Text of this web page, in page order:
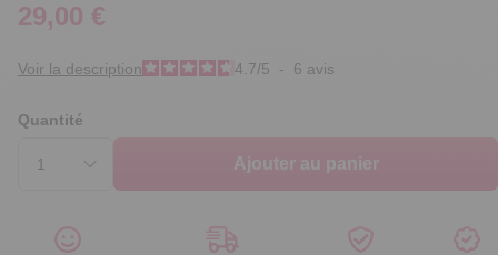
29,00 €
Voir la description 4.7/5 - 6 avis
Quantité
Ajouter au panier